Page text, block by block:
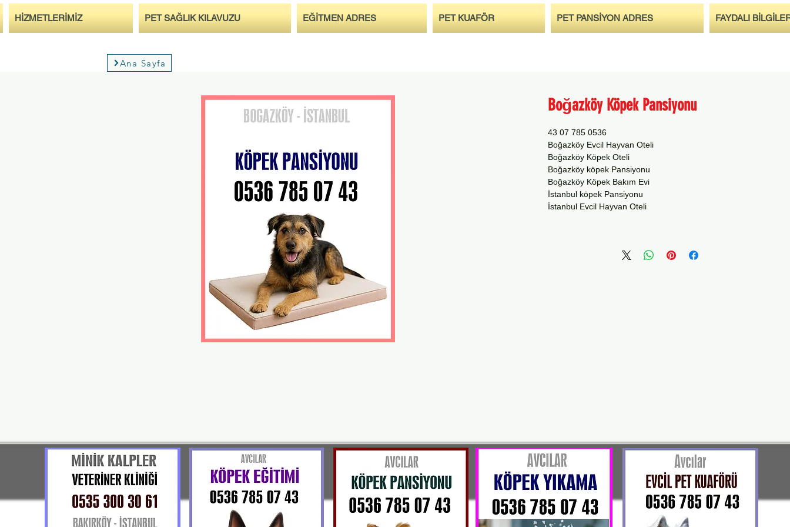
HİZMETLERİMİZ PET SAĞLIK KILAVUZU EĞİTMEN ADRES PET KUAFÖR PET PANSİYON ADRES FAYDALI
Ana Sayfa
Boğazköy Köpek Pansiyonu
0536 785 07 43
Boğazköy Evcil Hayvan Oteli
Boğazköy Köpek Oteli
Boğazköy köpek Pansiyonu
Boğazköy Köpek Bakım Evi
İstanbul köpek Pansiyonu
İstanbul Evcil Hayvan Oteli